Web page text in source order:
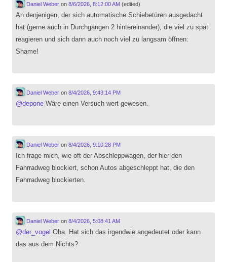
Daniel Weberon 8/6/2026, 8:12:00 AM (edited)
An denjenigen, der sich automatische Schiebetüren ausgedacht
hat (gerne auch in Durchgängen 2 hintereinander), die viel zu spät
reagieren und sich dann auch noch viel zu langsam öffnen:
Shame!
Daniel Weberon 8/4/2026, 9:43:14 PM
@depone Wäre einen Versuch wert gewesen.
Daniel Weberon 8/4/2026, 9:10:28 PM
Ich frage mich, wie oft der Abschleppwagen, der hier den
Fahrradweg blockiert, schon Autos abgeschleppt hat, die den
Fahrradweg blockierten.
Daniel Weberon 8/4/2026, 5:08:41 AM
@der_vogel Oha. Hat sich das irgendwie angedeutet oder kann
das aus dem Nichts?